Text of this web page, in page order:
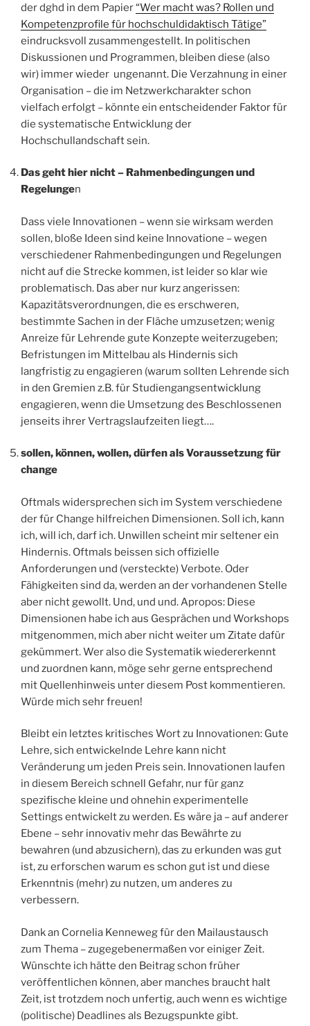
der dghd in dem Papier“Wer macht was? Rollen und
Kompetenzprofile für hochschuldidaktisch Tätige”
eindrucksvoll zusammengestellt. In politischen
Diskussionen und Programmen, bleiben diese (also
wir) immer wieder ungenannt. Die Verzahnung in einer
Organisation – die im Netzwerkcharakter schon
vielfach erfolgt – könnte ein entscheidender Faktor für
die systematische Entwicklung der
Hochschullandschaft sein.
Das geht hier nicht – Rahmenbedingungen und
Regelungen
Dass viele Innovationen – wenn sie wirksam werden
sollen, bloße Ideen sind keine Innovatione – wegen
verschiedener Rahmenbedingungen und Regelungen
nicht auf die Strecke kommen, ist leider so klar wie
problematisch. Das aber nur kurz angerissen:
Kapazitätsverordnungen, die es erschweren,
bestimmte Sachen in der Fläche umzusetzen; wenig
Anreize für Lehrende gute Konzepte weiterzugeben;
Befristungen im Mittelbau als Hindernis sich
langfristig zu engagieren (warum sollten Lehrende sich
in den Gremien z.B. für Studiengangsentwicklung
engagieren, wenn die Umsetzung des Beschlossenen
jenseits ihrer Vertragslaufzeiten liegt….
sollen, können, wollen, dürfen als Voraussetzung für
change
Oftmals widersprechen sich im System verschiedene
der für Change hilfreichen Dimensionen. Soll ich, kann
ich, will ich, darf ich. Unwillen scheint mir seltener ein
Hindernis. Oftmals beissen sich offizielle
Anforderungen und (versteckte) Verbote. Oder
Fähigkeiten sind da, werden an der vorhandenen Stelle
aber nicht gewollt. Und, und und. Apropos: Diese
Dimensionen habe ich aus Gesprächen und Workshops
mitgenommen, mich aber nicht weiter um Zitate dafür
gekümmert. Wer also die Systematik wiedererkennt
und zuordnen kann, möge sehr gerne entsprechend
mit Quellenhinweis unter diesem Post kommentieren.
Würde mich sehr freuen!
Bleibt ein letztes kritisches Wort zu Innovationen: Gute
Lehre, sich entwickelnde Lehre kann nicht
Veränderung um jeden Preis sein. Innovationen laufen
in diesem Bereich schnell Gefahr, nur für ganz
spezifische kleine und ohnehin experimentelle
Settings entwickelt zu werden. Es wäre ja – auf anderer
Ebene – sehr innovativ mehr das Bewährte zu
bewahren (und abzusichern), das zu erkunden was gut
ist, zu erforschen warum es schon gut ist und diese
Erkenntnis (mehr) zu nutzen, um anderes zu
verbessern.
Dank an Cornelia Kenneweg für den Mailaustausch
zum Thema – zugegebenermaßen vor einiger Zeit.
Wünschte ich hätte den Beitrag schon früher
veröffentlichen können, aber manches braucht halt
Zeit, ist trotzdem noch unfertig, auch wenn es wichtige
(politische) Deadlines als Bezugspunkte gibt.